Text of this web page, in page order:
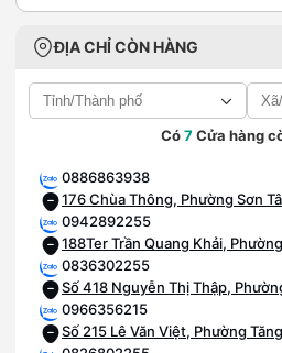
ĐỊA CHỈ CÒN HÀNG
Có7Cửa hàng
0886863938
176 Chùa Thông, Phường Sơn
0942892255
188Ter Trần Quang Khải,
0836302255
Số 418 Nguyễn Thị Thập,
0966356215
Số 215 Lê Văn Việt, Phường